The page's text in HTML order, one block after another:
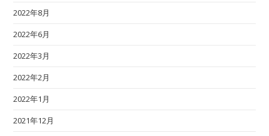
2022年8月
2022年6月
2022年3月
2022年2月
2022年1月
2021年12月